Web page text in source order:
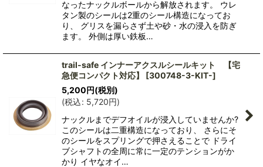
なったナックルボールから解放されます。 ウレ
タン製のシールは2重のシール構造になってお
り、 グリスを漏らさず土や砂・水の浸入を防ぎ
ます。 外側は厚い鉄板…
trail-safe インナーアクスルシールキット 【宅
急便コンパクト対応】
[300748-3-KIT-]
5,200円(税別)
(税込: 5,720円)
ナックルまでデフオイルが浸入していませんか?
このシールは二重構造になっており、 さらにそ
のシールをスプリングで押さえることで ドライ
ブシャフトの全周に常に一定のテンションがか
かり イヤなオイ…